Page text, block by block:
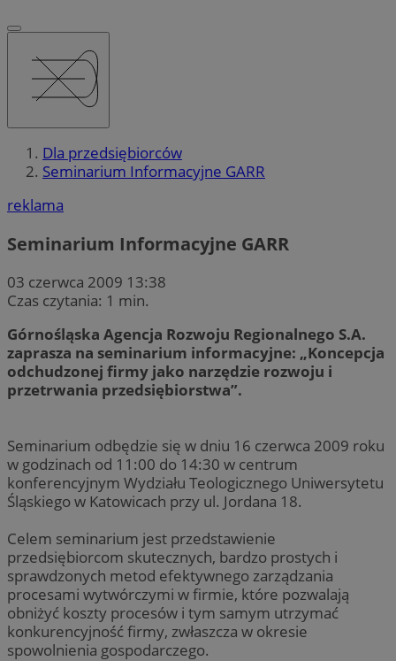
Dla przedsiębiorców
Seminarium Informacyjne GARR
reklama
Seminarium Informacyjne GARR
03 czerwca 2009 13:38
Czas czytania: 1 min.
Górnośląska Agencja Rozwoju Regionalnego S.A.
zaprasza na seminarium informacyjne: „Koncepcja
odchudzonej firmy jako narzędzie rozwoju i
przetrwania przedsiębiorstwa”.
Seminarium odbędzie się w dniu 16 czerwca 2009 roku
w godzinach od 11:00 do 14:30 w centrum
konferencyjnym Wydziału Teologicznego Uniwersytetu
Śląskiego w Katowicach przy ul. Jordana 18.
Celem seminarium jest przedstawienie
przedsiębiorcom skutecznych, bardzo prostych i
sprawdzonych metod efektywnego zarządzania
procesami wytwórczymi w firmie, które pozwalają
obniżyć koszty procesów i tym samym utrzymać
konkurencyjność firmy, zwłaszcza w okresie
spowolnienia gospodarczego.